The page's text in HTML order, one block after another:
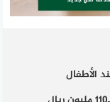
الأطفال